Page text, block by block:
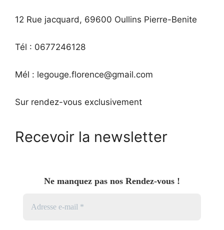
12 Rue jacquard, 69600 Oullins Pierre-Benite
Tél : 0677246128
Mél : legouge.florence@gmail.com
Sur rendez-vous exclusivement
Recevoir la newsletter
Ne manquez pas nos Rendez-vous !